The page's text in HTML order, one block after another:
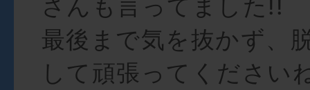
さんも言ってました!!
最後まで気を抜かず、
して頑張ってください